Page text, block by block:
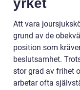
Att vara
grund av de
position som
beslutsamhet.
stor grad av frihet
arbetar ofta